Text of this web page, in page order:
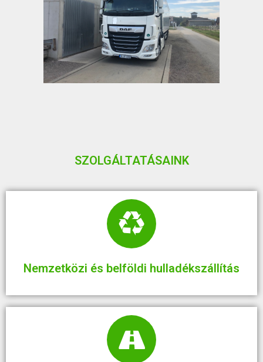
SZOLGÁLTATÁSAINK
Nemzetközi és belföldi hulladékszállítás